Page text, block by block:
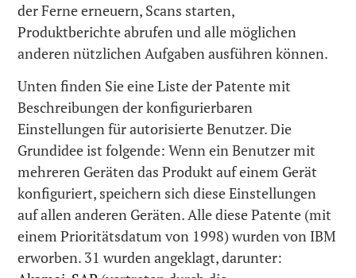
der Ferne erneuern, Scans starten,
Produktberichte abrufen und alle möglichen
anderen nützlichen Aufgaben ausführen können.
Unten finden Sie eine Liste der Patente mit
Beschreibungen der konfigurierbaren
Einstellungen für autorisierte Benutzer. Die
Grundidee ist folgende: Wenn ein Benutzer mit
mehreren Geräten das Produkt auf einem Gerät
konfiguriert, speichern sich diese Einstellungen
auf allen anderen Geräten. Alle diese Patente (mit
einem Prioritätsdatum von 1998) wurden von IBM
erworben. 31 wurden angeklagt, darunter: